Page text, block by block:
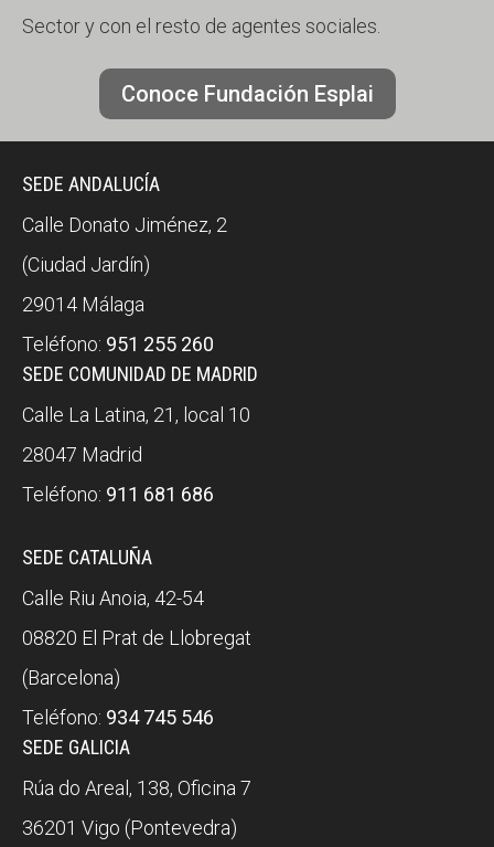
Sector y con el resto de agentes sociales.
Conoce Fundación Esplai
SEDE ANDALUCÍA
Calle Donato Jiménez, 2
(Ciudad Jardín)
29014 Málaga
Teléfono: 951 255 260
SEDE COMUNIDAD DE MADRID
Calle La Latina, 21, local 10
28047 Madrid
Teléfono: 911 681 686
SEDE CATALUÑA
Calle Riu Anoia, 42-54
08820 El Prat de Llobregat
(Barcelona)
Teléfono: 934 745 546
SEDE GALICIA
Rúa do Areal, 138, Oficina 7
36201 Vigo (Pontevedra)